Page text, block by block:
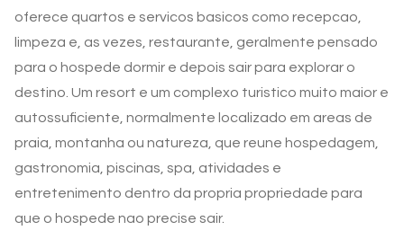
oferece quartos e servicos basicos como recepcao,
limpeza e, as vezes, restaurante, geralmente pensado
para o hospede dormir e depois sair para explorar o
destino. Um resort e um complexo turistico muito maior e
autossuficiente, normalmente localizado em areas de
praia, montanha ou natureza, que reune hospedagem,
gastronomia, piscinas, spa, atividades e
entretenimento dentro da propria propriedade para
que o hospede nao precise sair.